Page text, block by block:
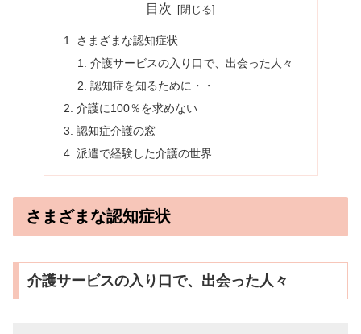
目次
さまざまな認知症状
介護サービスの入り口で、出会った人々
認知症を知るために・・
介護に100％を求めない
認知症介護の窓
派遣で経験した介護の世界
さまざまな認知症状
介護サービスの入り口で、出会った人々